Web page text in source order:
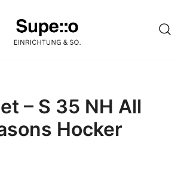
einer Website
– S 35 NH All
Hocker